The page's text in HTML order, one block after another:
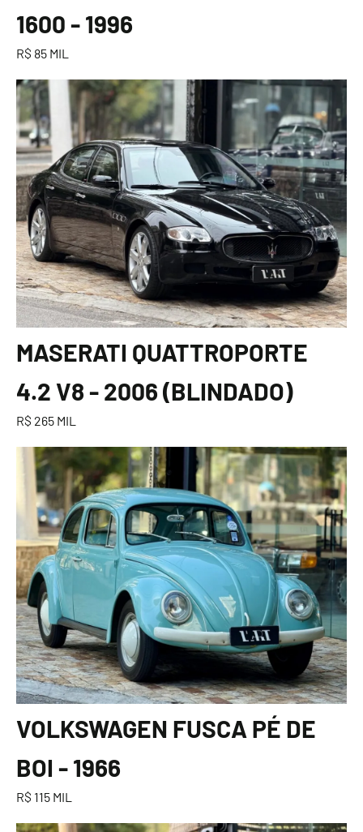
1600 - 1996
R$ 85 MIL
MASERATI QUATTROPORTE
4.2 V8 - 2006 (BLINDADO)
R$ 265 MIL
VOLKSWAGEN FUSCA PÉ DE
BOI - 1966
R$ 115 MIL